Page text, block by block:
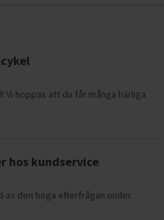
Vi hoppas att du får många härliga
hos kundservice
av den höga efterfrågan under